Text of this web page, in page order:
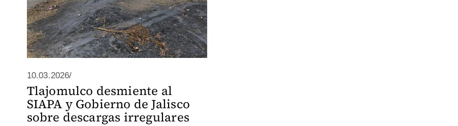
10.03.2026/
Tlajomulco desmiente al
SIAPA y Gobierno de Jalisco
sobre descargas irregulares